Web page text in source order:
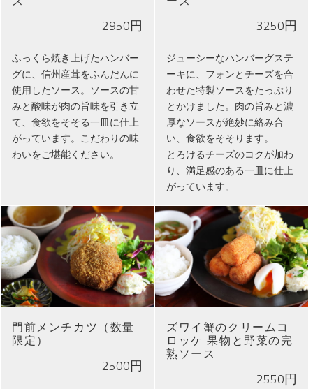
2950円
ふっくら焼き上げたハンバー
グに、信州産茸をふんだんに
使用したソース。ソースの甘
みと酸味が肉の旨味を引き立
て、食欲をそそる一皿に仕上
がっています。こだわりの味
わいをご堪能ください。
3250円
ジューシーなハンバーグステ
ーキに、フォンとチーズを合
わせた特製ソースをたっぷり
とかけました。肉の旨みと濃
厚なソースが絶妙に絡み合
い、食欲をそそります。
とろけるチーズのコクが加わ
り、満足感のある一皿に仕上
がっています。
門前メンチカツ（数量
限定）
2500円
ズワイ蟹のクリームコ
ロッケ 果物と野菜の完
熟ソース
2550円